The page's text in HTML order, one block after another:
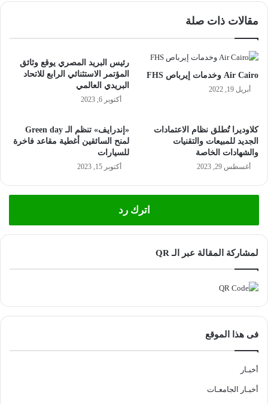
مقالات ذات صلة
Air Cairo وخدمات إيرباص FHS
أبريل 19, 2022
رئيس البريد المصري يوقع وثائق
المؤتمر الاستثنائي الرابع للاتحاد
البريدي العالمي
أكتوبر 6, 2023
كلاوديرا تُطلق نظام الاعتمادات
الجديد للمبيعات والتقنيات
والشهادات الخاصة
أغسطس 29, 2023
«إندرايف» تنظم الـ Green day
لمنح السائقين أغطية مقاعد فاخرة
للسيارات
أكتوبر 15, 2023
اترك رد
لمشاركة المقالة عبر الـ QR
فى هذا الموقع
أخبـار
أخبـار الجامعـات